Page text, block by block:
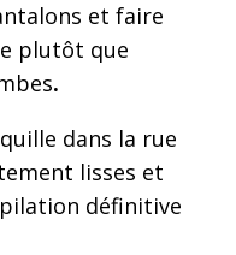
et faire
plutôt que
.
dans la rue
lisses et
définitive